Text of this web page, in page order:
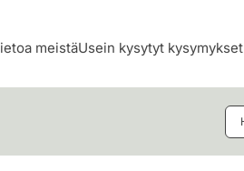
meistäUsein kysytyt kysymykset